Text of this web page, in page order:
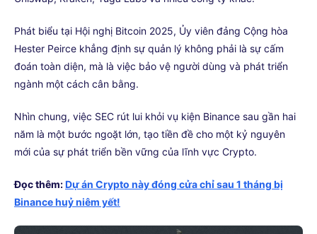
Phát biểu tại Hội nghị Bitcoin 2025, Ủy viên đảng Cộng hòa
Hester Peirce khẳng định sự quản lý không phải là sự cấm
đoán toàn diện, mà là việc bảo vệ người dùng và phát triển
ngành một cách cân bằng.
Nhìn chung, việc SEC rút lui khỏi vụ kiện Binance sau gần hai
năm là một bước ngoặt lớn, tạo tiền đề cho một kỷ nguyên
mới của sự phát triển bền vững của lĩnh vực Crypto.
Đọc thêm:Dự án Crypto này đóng cửa chỉ sau 1 tháng bị
Binance huỷ niêm yết!